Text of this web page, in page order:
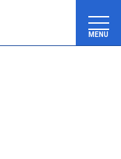
MENU